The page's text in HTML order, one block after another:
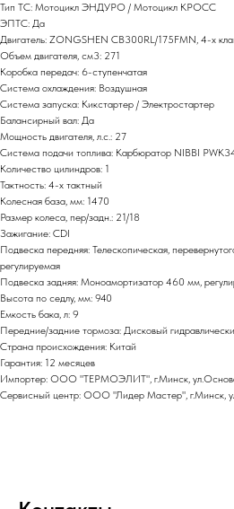
Тип ТС: Мотоцикл ЭНДУРО / Мотоцикл КРОСС
ЭПТС: Да
Двигатель: ZONGSHEN CB300RL/175FMN, 4-х
Объем двигателя, см3: 271
Коробка передач: 6-ступенчатая
Система охлаждения: Воздушная
Система запуска: Кикстартер / Электростартер
Балансирный вал: Да
Мощность двигателя, л.с.: 27
Система подачи топлива: Карбюратор NIBBI
Количество цилиндров: 1
Тактность: 4-x тактный
Колесная база, мм: 1470
Размер колеса, пер/задн.: 21/18
Зажигание: CDI
Подвеска передняя: Телескопическая,
регулируемая
Подвеска задняя: Моноамортизатор 460 мм,
Высота по седлу, мм: 940
Емкость бака, л: 9
Передние/задние тормоза: Дисковый
Страна происхождения: Китай
Гарантия: 12 месяцев
Импортер: ООО "ТЕРМОЭЛИТ", г.Минск,
Сервисный центр: ООО "Лидер Мастер", г.Минск,